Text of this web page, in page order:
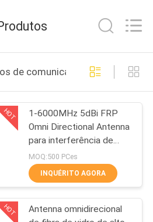
do sinal do
celular
161
portátil do
89
de comunicações
HOT
1-6000MHz 5dBi FRP
Omni Directional Antenna
para interferência de
sinal
MOQ:500 PCes
INQUÉRITO AGORA
HOT
Antenna omnidirecional